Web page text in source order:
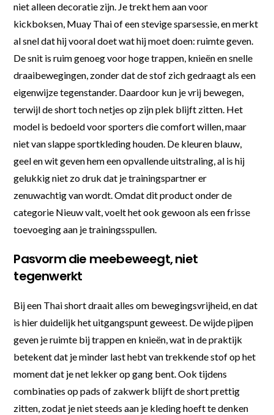
niet alleen decoratie zijn. Je trekt hem aan voor
kickboksen, Muay Thai of een stevige sparsessie, en merkt
al snel dat hij vooral doet wat hij moet doen: ruimte geven.
De snit is ruim genoeg voor hoge trappen, knieën en snelle
draaibewegingen, zonder dat de stof zich gedraagt als een
eigenwijze tegenstander. Daardoor kun je vrij bewegen,
terwijl de short toch netjes op zijn plek blijft zitten. Het
model is bedoeld voor sporters die comfort willen, maar
niet van slappe sportkleding houden. De kleuren blauw,
geel en wit geven hem een opvallende uitstraling, al is hij
gelukkig niet zo druk dat je trainingspartner er
zenuwachtig van wordt. Omdat dit product onder de
categorie Nieuw valt, voelt het ook gewoon als een frisse
toevoeging aan je trainingsspullen.
Pasvorm die meebeweegt, niet
tegenwerkt
Bij een Thai short draait alles om bewegingsvrijheid, en dat
is hier duidelijk het uitgangspunt geweest. De wijde pijpen
geven je ruimte bij trappen en knieën, wat in de praktijk
betekent dat je minder last hebt van trekkende stof op het
moment dat je net lekker op gang bent. Ook tijdens
combinaties op pads of zakwerk blijft de short prettig
zitten, zodat je niet steeds aan je kleding hoeft te denken